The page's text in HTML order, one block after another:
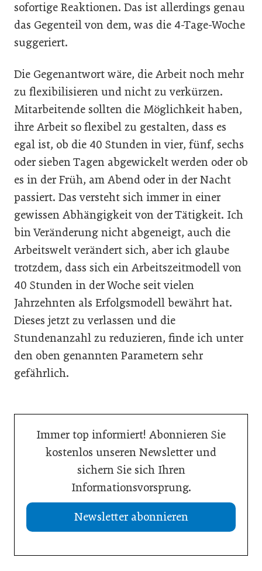
sofortige Reaktionen. Das ist allerdings genau
das Gegenteil von dem, was die 4-Tage-Woche
suggeriert.
Die Gegenantwort wäre, die Arbeit noch mehr
zu flexibilisieren und nicht zu verkürzen.
Mitarbeitende sollten die Möglichkeit haben,
ihre Arbeit so flexibel zu gestalten, dass es
egal ist, ob die 40 Stunden in vier, fünf, sechs
oder sieben Tagen abgewickelt werden oder ob
es in der Früh, am Abend oder in der Nacht
passiert. Das versteht sich immer in einer
gewissen Abhängigkeit von der Tätigkeit. Ich
bin Veränderung nicht abgeneigt, auch die
Arbeitswelt verändert sich, aber ich glaube
trotzdem, dass sich ein Arbeitszeitmodell von
40 Stunden in der Woche seit vielen
Jahrzehnten als Erfolgsmodell bewährt hat.
Dieses jetzt zu verlassen und die
Stundenanzahl zu reduzieren, finde ich unter
den oben genannten Parametern sehr
gefährlich.
Immer top informiert! Abonnieren Sie
kostenlos unseren Newsletter und
sichern Sie sich Ihren
Informationsvorsprung.
Newsletter abonnieren